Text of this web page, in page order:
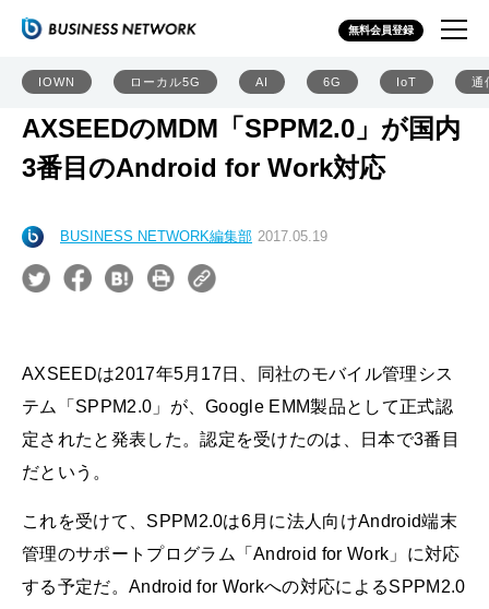
無料会員登録
IOWN ローカル5G AI 6G IoT 通
AXSEEDのMDM「SPPM2.0」が国内
3番目のAndroid for Work対応
BUSINESS NETWORK編集部 2017.05.19
AXSEEDは2017年5月17日、同社のモバイル管理シス
テム「SPPM2.0」が、Google EMM製品として正式認
定されたと発表した。認定を受けたのは、日本で3番目
だという。
これを受けて、SPPM2.0は6月に法人向けAndroid端末
管理のサポートプログラム「Android for Work」に対応
する予定だ。Android for Workへの対応によるSPPM2.0